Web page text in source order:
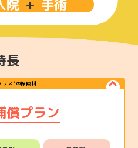
院 + 手術
長
ラス ＊ の保険料
償プラン